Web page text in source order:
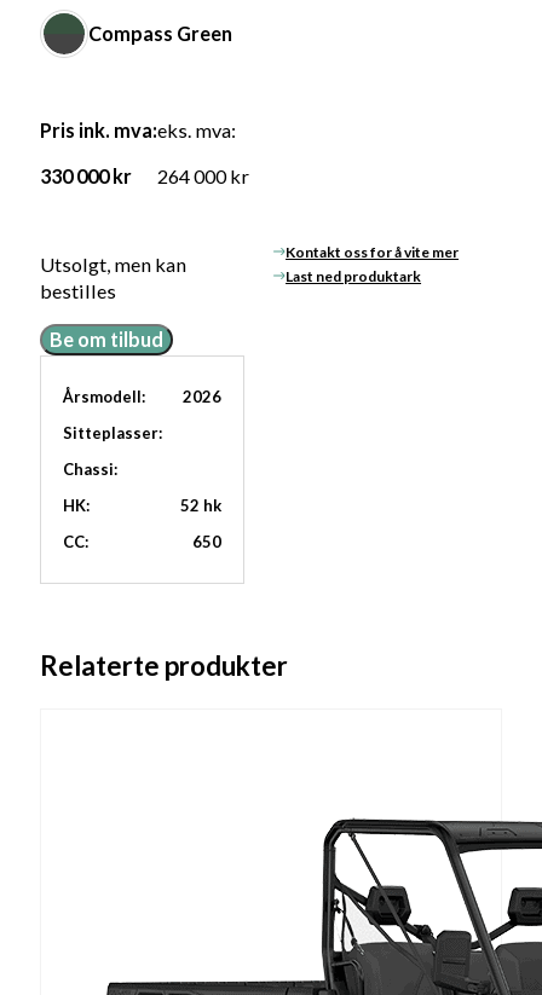
Compass Green
Pris ink. mva:
330 000 kr
eks. mva:
264 000 kr
Utsolgt, men kan
bestilles
Be om tilbud
Kontakt oss for å vite mer
Last ned produktark
Årsmodell:
2026
Sitteplasser:
Chassi:
HK:
52 hk
CC:
650
Relaterte produkter